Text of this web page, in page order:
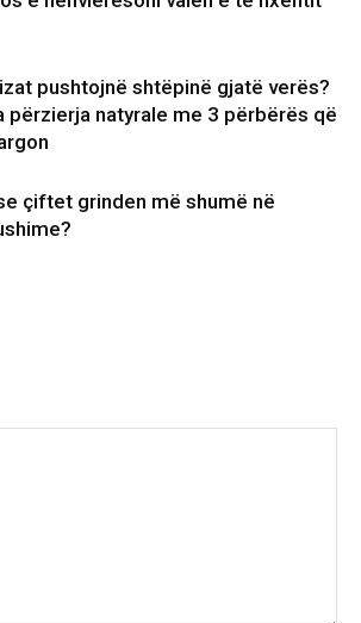
pushtojnë shtëpinë gjatë verës?
përzierja natyrale me 3 përbërës që
çiftet grinden më shumë në